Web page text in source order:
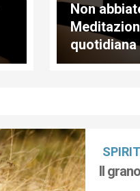
Non
quotidiana
Il